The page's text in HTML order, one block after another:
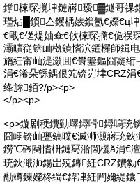
鐣棟琛撹垏鏈嶈瑷▓鐩哥祼
瑾炶█鎻亼钁楀嫉鎻氬€嬫€ц
€戙€傞煶妯傘€佽棟琛撱€佹祦
灞曠従锛屾槸鍞愭泬鑺欏師鍓
旓紝甯屾湜灏囬€欎簺鏂囧寲
涓€浠朵綔鍝佷笂锛岃垏CRZ
绛旀銆?/p><p>
</p><p>
<p>鏇剧稉鐨勭墿鐞嗗鐞嗚珫
囧崡锛屾亹鎬曗€滅浉灏嶈珫
鐒℃硶闋愭枡鏈冩湁閫欐ǎ涓€
珫鈥濈浉鍚岀殑鏄紝CRZ鐨
勪竴鍊嬫柊绱€鍏冿紝闁嬭緹